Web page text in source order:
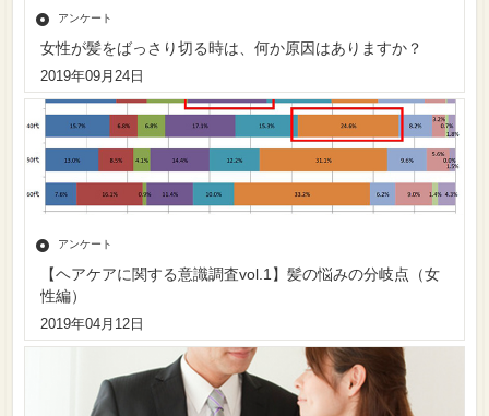
アンケート
女性が髪をばっさり切る時は、何か原因はありますか？
2019年09月24日
アンケート
【ヘアケアに関する意識調査vol.1】髪の悩みの分岐点（女
性編）
2019年04月12日